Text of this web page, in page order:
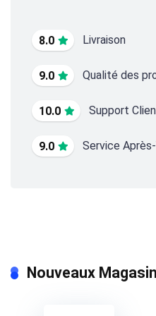
8.0 Livraison
9.0 Qualité des
10.0 Support
9.0 Service
Nouveaux